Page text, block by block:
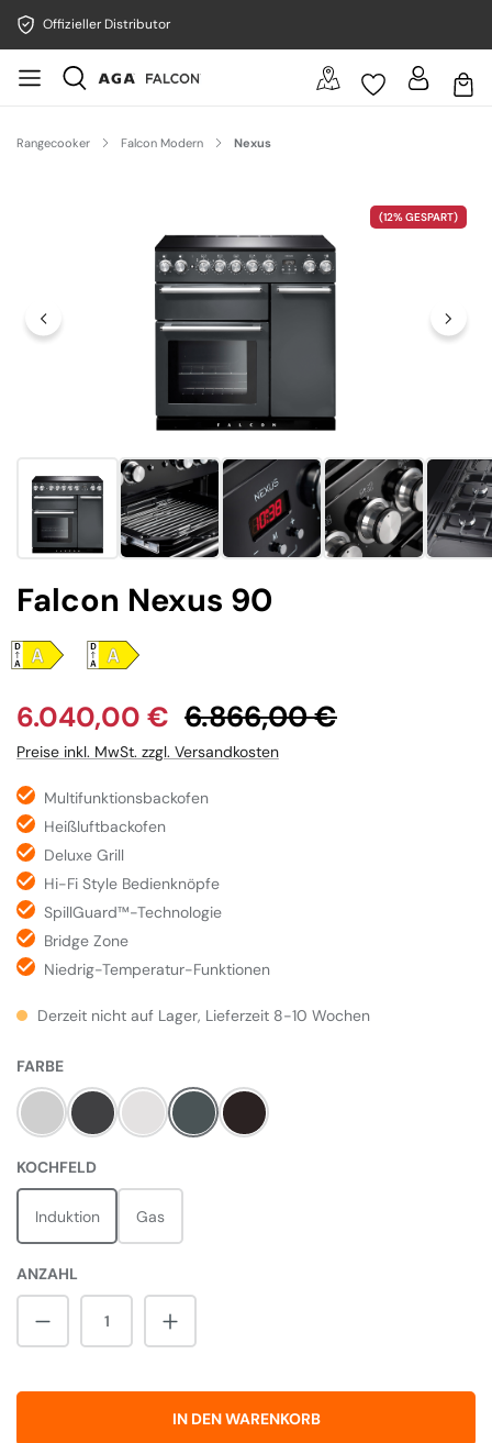
Offizieller Distributor
Rangecooker Falcon Modern Nexus
(12% GESPART)
Falcon Nexus 90
Verkaufspreis:
6.040,00 € Regulärer Preis:
6.866,00 €
Preise inkl. MwSt. zzgl. Versandkosten
Multifunktionsbackofen
Heißluftbackofen
Deluxe Grill
Hi-Fi Style Bedienknöpfe
SpillGuard™-Technologie
Bridge Zone
Niedrig-Temperatur-Funktionen
Derzeit nicht auf Lager, Lieferzeit 8-10 Wochen
FARBEAUSWÄHLEN
Steel Charcoal Black
White Slate Black
KOCHFELDAUSWÄHLEN
Induktion Gas
ANZAHL
Produkt Anzahl: Gib den gewünschten
IN DEN WARENKORB